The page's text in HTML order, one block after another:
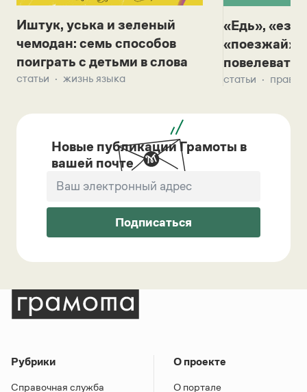
Иштук, уська и зеленый
чемодан: семь способов
поиграть с детьми в слова
статьи жизнь языка
«Едь»,
«поезжай»?
повелевать
статьи
Новые публикации Грамоты в
вашей почте
Подписаться
Рубрики
Справочная служба
О проекте
О портале